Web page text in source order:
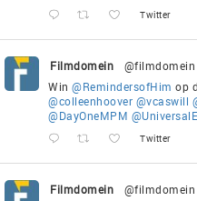
Twitter
Filmdomein @filmdomein
Win @RemindersofHim op
@colleenhoover @vcaswill
@DayOneMPM
Twitter
Filmdomein @filmdomein